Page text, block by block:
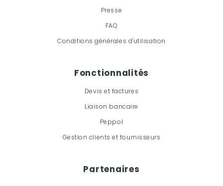
Presse
FAQ
Conditions générales d'utilisation
Fonctionnalités
Devis et factures
Liaison bancaire
Peppol
Gestion clients et fournisseurs
Partenaires